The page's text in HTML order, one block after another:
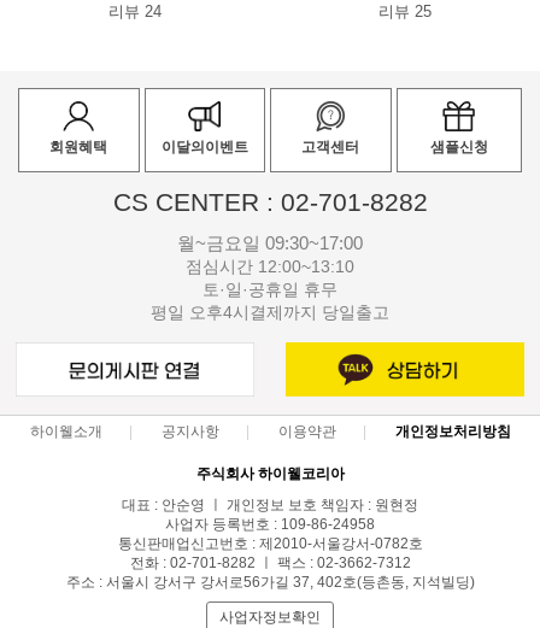
리뷰 24 리뷰 25
회원혜택 이달의이벤트 고객센터 샘플신청
CS CENTER : 02-701-8282
월~금요일 09:30~17:00
점심시간 12:00~13:10
토·일·공휴일 휴무
평일 오후4시결제까지 당일출고
하이웰소개 공지사항 이용약관 개인정보처리방침
주식회사 하이웰코리아
대표 : 안순영 ㅣ 개인정보 보호 책임자 : 원현정
사업자 등록번호 : 109-86-24958
통신판매업신고번호 : 제2010-서울강서-0782호
전화 : 02-701-8282 ㅣ 팩스 : 02-3662-7312
주소 : 서울시 강서구 강서로56가길 37, 402호(등촌동, 지석빌딩)
사업자정보확인